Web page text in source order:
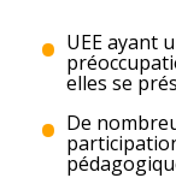
UEE ayant
elles se
De